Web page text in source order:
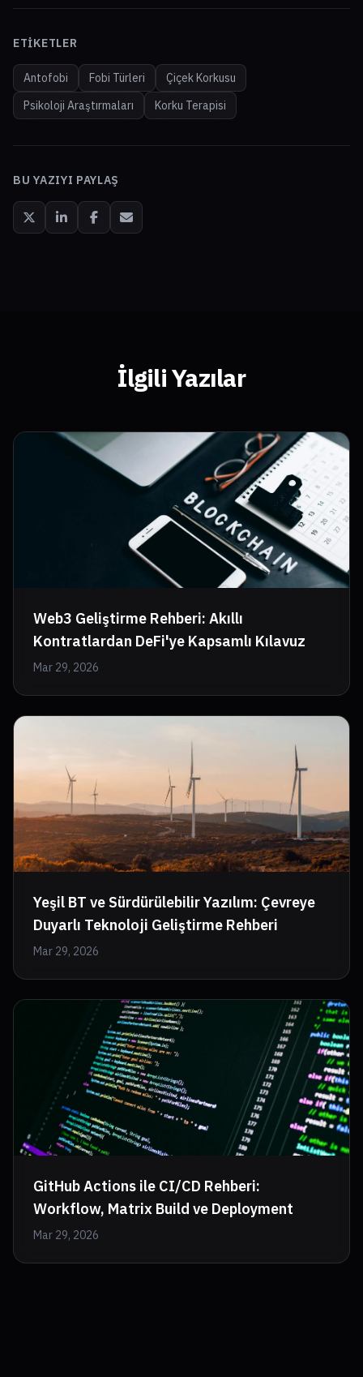
ETIKETLER
Antofobi Fobi Türleri
Çiçek Korkusu
Psikoloji Araştırmaları
Korku Terapisi
BU YAZIYI PAYLAŞ
İlgili Yazılar
Web3 Geliştirme Rehberi: Akıllı
Kontratlardan DeFi'ye Kapsamlı Kılavuz
Mar 29, 2026
Yeşil BT ve Sürdürülebilir Yazılım: Çevreye
Duyarlı Teknoloji Geliştirme Rehberi
Mar 29, 2026
GitHub Actions ile CI/CD Rehberi:
Workflow, Matrix Build ve Deployment
Mar 29, 2026